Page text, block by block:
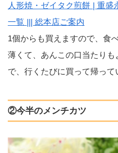
人形焼・ゼイタク煎餅 | 重盛
一覧 ||| 総本店ご案内
1個からも買えますので、食
薄くて、あんこの口当たり
で、行くたびに買って帰って
②今半のメンチカツ